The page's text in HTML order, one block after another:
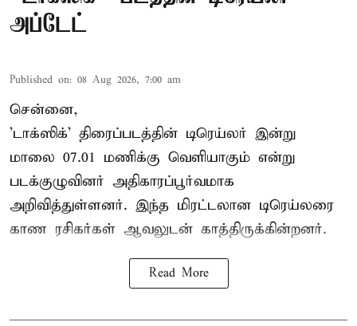
அப்டேட்
Published on: 08 Aug 2026, 7:00 am
சென்னை,
'டாக்ஸிக்' திரைப்படத்தின் டிரெய்லர் இன்று
மாலை 07.01 மணிக்கு வெளியாகும் என்று
படக்குழுவினர் அதிகாரப்பூர்வமாக
அறிவித்துள்ளனர். இந்த மிரட்டலான டிரெய்லரை
காண ரசிகர்கள் ஆவலுடன் காத்திருக்கின்றனர்.
Read More